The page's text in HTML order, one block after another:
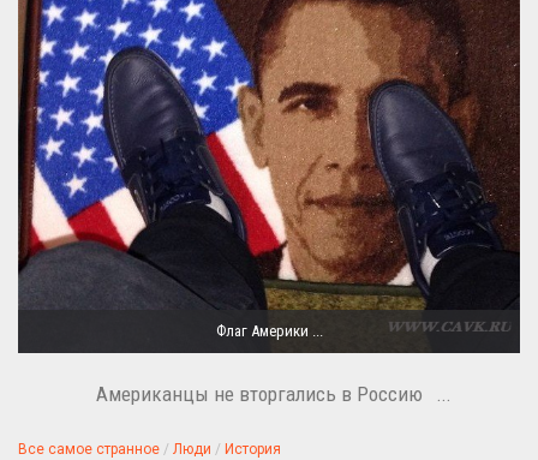
Флаг Америки ...
Американцы не вторгались в Россию ...
Все самое странное / Люди / История